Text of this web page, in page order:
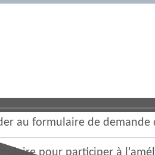
au formulaire de demande